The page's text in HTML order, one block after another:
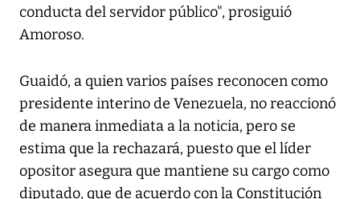
conducta del servidor público", prosiguió
Amoroso.
Guaidó, a quien varios países reconocen como
presidente interino de Venezuela, no reaccionó
de manera inmediata a la noticia, pero se
estima que la rechazará, puesto que el líder
opositor asegura que mantiene su cargo como
diputado, que de acuerdo con la Constitución